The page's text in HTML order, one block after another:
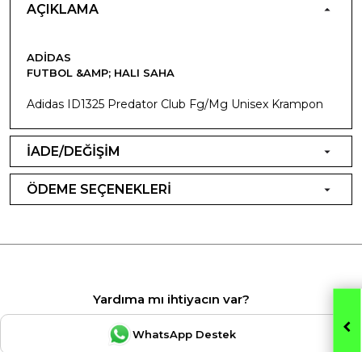
AÇIKLAMA
ADIDAS
FUTBOL &AMP; HALI SAHA
Adidas ID1325 Predator Club Fg/Mg Unisex Krampon
İADE/DEĞİŞİM
ÖDEME SEÇENEKLERİ
Yardıma mı ihtiyacın var?
WhatsApp Destek